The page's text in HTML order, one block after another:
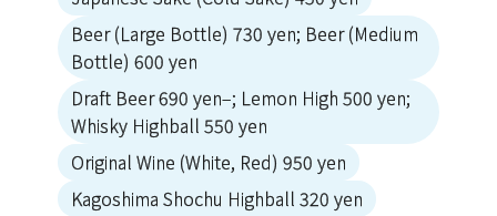
Beer (Large Bottle) 730 yen; Beer (Medium
Bottle) 600 yen
Draft Beer 690 yen–; Lemon High 500 yen;
Whisky Highball 550 yen
Original Wine (White, Red) 950 yen
Kagoshima Shochu Highball 320 yen